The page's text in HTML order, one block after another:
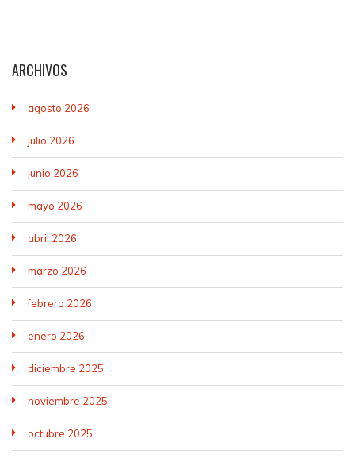
ARCHIVOS
agosto 2026
julio 2026
junio 2026
mayo 2026
abril 2026
marzo 2026
febrero 2026
enero 2026
diciembre 2025
noviembre 2025
octubre 2025